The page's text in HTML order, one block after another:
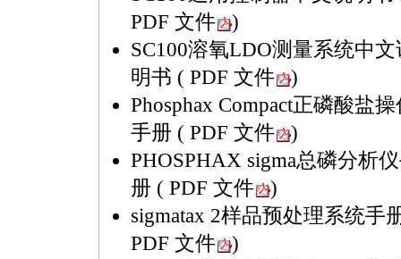
PDF 文件
)
SC100溶氧LDO测量系统中文
明书 ( PDF 文件
)
Phosphax Compact正磷酸盐操
手册 ( PDF 文件
)
PHOSPHAX sigma总磷分析
册 ( PDF 文件
)
sigmatax 2样品预处理系统手
PDF 文件
)